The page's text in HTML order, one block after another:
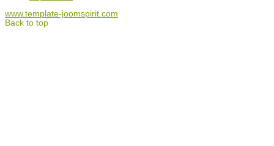
www.template-joomspirit.com
Back to top